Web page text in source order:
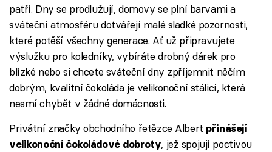
patří. Dny se prodlužují, domovy se plní barvami a
sváteční atmosféru dotvářejí malé sladké pozornosti,
které potěší všechny generace. Ať už připravujete
výslužku pro koledníky, vybíráte drobný dárek pro
blízké nebo si chcete sváteční dny zpříjemnit něčím
dobrým, kvalitní čokoláda je velikonoční stálicí, která
nesmí chybět v žádné domácnosti.
Privátní značky obchodního řetězce Albert přinášejí
velikonoční čokoládové dobroty, jež spojují poctivou